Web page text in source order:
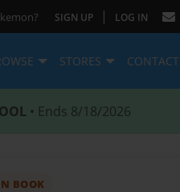
SIGN UP | LOG IN
STORES CONTACT
• Ends 8/18/2026
BOOK